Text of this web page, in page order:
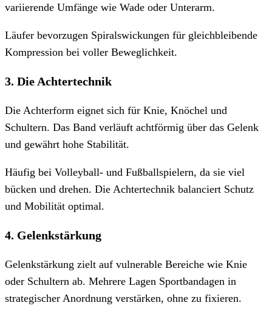
variierende Umfänge wie Wade oder Unterarm.
Läufer bevorzugen Spiralswickungen für gleichbleibende
Kompression bei voller Beweglichkeit.
3. Die Achtertechnik
Die Achterform eignet sich für Knie, Knöchel und
Schultern. Das Band verläuft achtförmig über das Gelenk
und gewährt hohe Stabilität.
Häufig bei Volleyball- und Fußballspielern, da sie viel
bücken und drehen. Die Achtertechnik balanciert Schutz
und Mobilität optimal.
4. Gelenkstärkung
Gelenkstärkung zielt auf vulnerable Bereiche wie Knie
oder Schultern ab. Mehrere Lagen Sportbandagen in
strategischer Anordnung verstärken, ohne zu fixieren.